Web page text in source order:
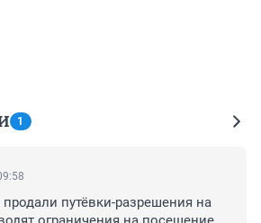
1
путёвки-разрешения на